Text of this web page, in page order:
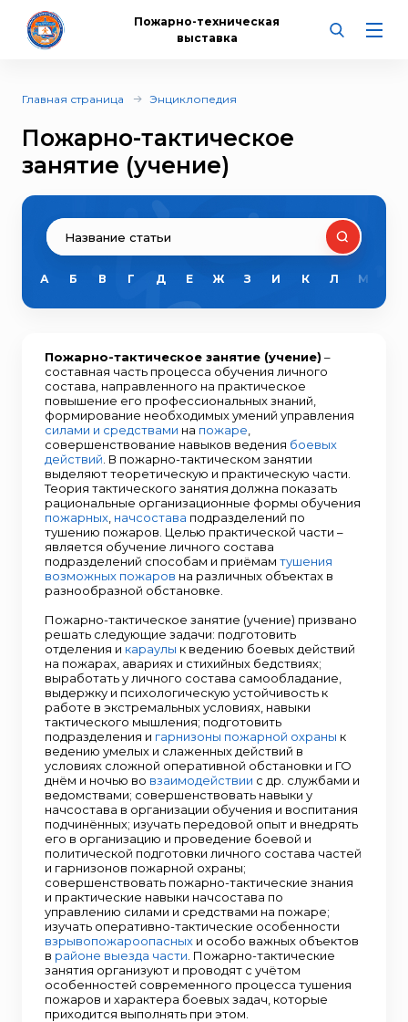
Пожарно-техническая
выставка
Главная страница Энциклопедия
Пожарно-тактическое
занятие (учение)
А Б В Г Д Е Ж З И К Л М
Пожарно-тактическое занятие (учение) –
составная часть процесса обучения личного
состава, направленного на практическое
повышение его профессиональных знаний,
формирование необходимых умений управления
силами и средствами на пожаре
совершенствование навыков ведения боевых
действий . В пожарно-тактическом занятии
выделяют теоретическую и практическую части.
Теория тактического занятия должна показать
рациональные организационные формы обучения
пожарных начсостава подразделений по
тушению пожаров. Целью практической части –
является обучение личного состава
подразделений способам и приёмам тушения
возможных пожаров на различных объектах в
разнообразной обстановке.
Пожарно-тактическое занятие (учение) призвано
решать следующие задачи: подготовить
отделения и караулы к ведению боевых действий
на пожарах, авариях и стихийных бедствиях;
выработать у личного состава самообладание,
выдержку и психологическую устойчивость к
работе в экстремальных условиях, навыки
тактического мышления; подготовить
подразделения и гарнизоны пожарной охраны к
ведению умелых и слаженных действий в
условиях сложной оперативной обстановки и ГО
днём и ночью во взаимодействии с др. службами и
ведомствами; совершенствовать навыки у
начсостава в организации обучения и воспитания
подчинённых; изучать передовой опыт и внедрять
его в организацию и проведение боевой и
политической подготовки личного состава частей
и гарнизонов пожарной охраны;
совершенствовать пожарно-тактические знания
и практические навыки начсостава по
управлению силами и средствами на пожаре;
изучать оперативно-тактические особенности
взрывопожароопасных и особо важных объектов
в районе выезда части . Пожарно-тактические
занятия организуют и проводят с учётом
особенностей современного процесса тушения
пожаров и характера боевых задач, которые
приходится выполнять при этом.